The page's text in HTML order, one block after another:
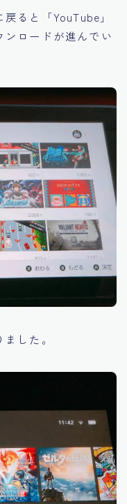
ると「YouTube」
ロードが進んでい
した。